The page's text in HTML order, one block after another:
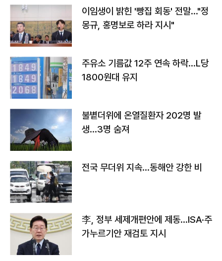
이임생이 밝힌 '빵집 회동' 전말…"정
몽규, 홍명보로 하라 지시"
주유소 기름값 12주 연속 하락…L당
1800원대 유지
불볕더위에 온열질환자 202명 발
생…3명 숨져
전국 무더위 지속…동해안 강한 비
李, 정부 세제개편안에 제동…ISA·주
가누르기안 재검토 지시